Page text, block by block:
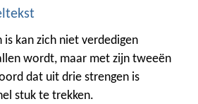
is kan zich niet verdedigen
wordt, maar met zijn tweeën
dat uit drie strengen is
stuk te trekken.